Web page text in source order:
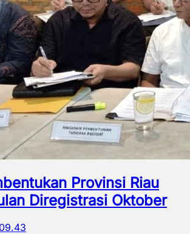
Provinsi Riau
Diregistrasi Oktober